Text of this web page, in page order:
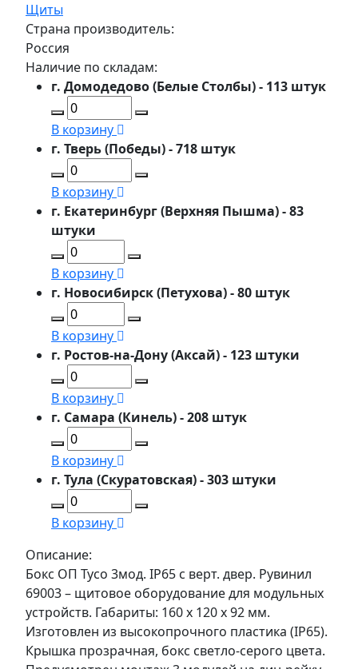
Щиты
Страна производитель:
Россия
Наличие по складам:
г. Домодедово (Белые Столбы) - 113 штук
В корзину
г. Тверь (Победы) - 718 штук
В корзину
г. Екатеринбург (Верхняя Пышма) - 83
штуки
В корзину
г. Новосибирск (Петухова) - 80 штук
В корзину
г. Ростов-на-Дону (Аксай) - 123 штуки
В корзину
г. Самара (Кинель) - 208 штук
В корзину
г. Тула (Скуратовская) - 303 штуки
В корзину
Описание:
Бокс ОП Тусо 3мод. IP65 с верт. двер. Рувинил
69003 – щитовое оборудование для модульных
устройств. Габариты: 160 х 120 х 92 мм.
Изготовлен из высокопрочного пластика (IP65).
Крышка прозрачная, бокс светло-серого цвета.